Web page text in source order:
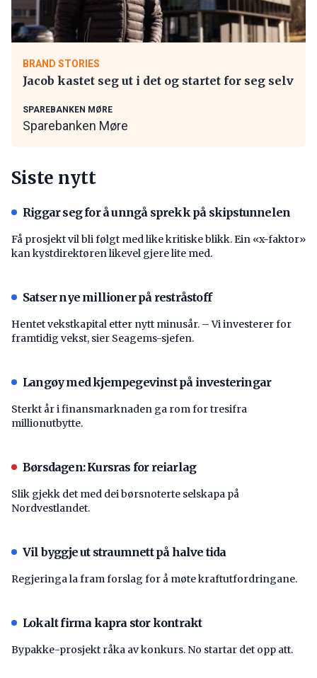
BRAND STORIES
Jacob kastet seg ut i det og startet for seg selv
SPAREBANKEN MØRE
Sparebanken Møre
Siste nytt
Riggar seg for å unngå sprekk på skipstunnelen
Få prosjekt vil bli følgt med like kritiske blikk. Ein «x-faktor»
kan kystdirektøren likevel gjere lite med.
Satser nye millioner på restråstoff
Hentet vekstkapital etter nytt minusår. – Vi investerer for
framtidig vekst, sier Seagems-sjefen.
Langøy med kjempegevinst på investeringar
Sterkt år i finansmarknaden ga rom for tresifra
millionutbytte.
Børsdagen: Kursras for reiarlag
Slik gjekk det med dei børsnoterte selskapa på
Nordvestlandet.
Vil byggje ut straumnett på halve tida
Regjeringa la fram forslag for å møte kraftutfordringane.
Lokalt firma kapra stor kontrakt
Bypakke-prosjekt råka av konkurs. No startar det opp att.